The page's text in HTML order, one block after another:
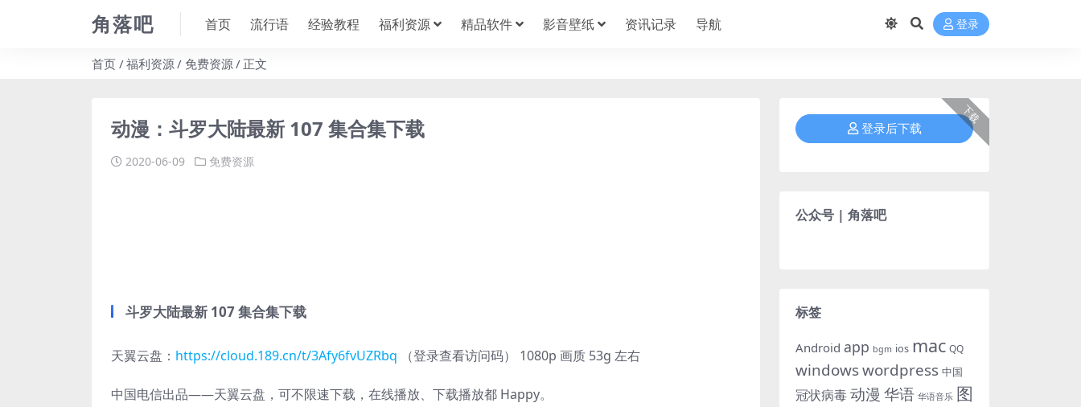
角落吧 首页 流行语 经验教程 福利资源 精品软件 影音壁纸 资讯记录 导航 登录
首页 福利资源 免费资源 正文
动漫：斗罗大陆最新 107 集合集下载
2020-06-09 免费资源
斗罗大陆最新 107 集合集下载
天翼云盘： https://cloud.189.cn/t/3Afy6fvUZRbq （登录查看访问码） 1080p 画质 53g 左右
中国电信出品——天翼云盘，可不限速下载，在线播放、下载播放都 Happy。
下载
登录后下载
公众号 | 角落吧
标签
Android app bgm ios mac QQ
windowswordpress 中国
冠状病毒动漫 华语 华语音乐 图